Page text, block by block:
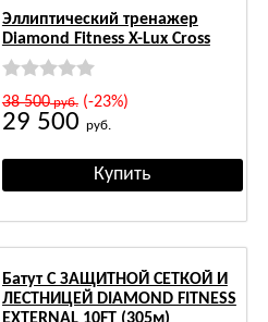
Эллиптический тренажер
Diamond Fitness X-Lux Cross
38 500руб.(-23%)
29 500 руб.
Батут С ЗАЩИТНОЙ СЕТКОЙ И
ЛЕСТНИЦЕЙ DIAMOND FITNESS